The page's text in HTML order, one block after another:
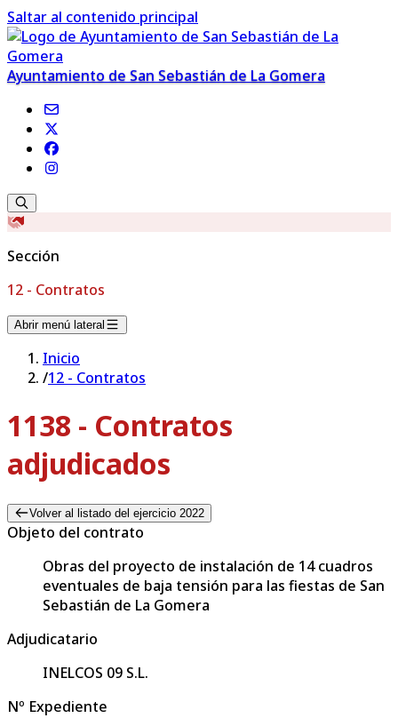
Saltar al contenido principal
Ayuntamiento de San Sebastián de La Gomera
Sección
12 - Contratos
Abrir menú lateral
Inicio
/12 - Contratos
1138 - Contratos
adjudicados
Volver al listado del ejercicio 2022
Objeto del contrato
Obras del proyecto de instalación de 14 cuadros
eventuales de baja tensión para las fiestas de San
Sebastián de La Gomera
Adjudicatario
INELCOS 09 S.L.
Nº Expediente